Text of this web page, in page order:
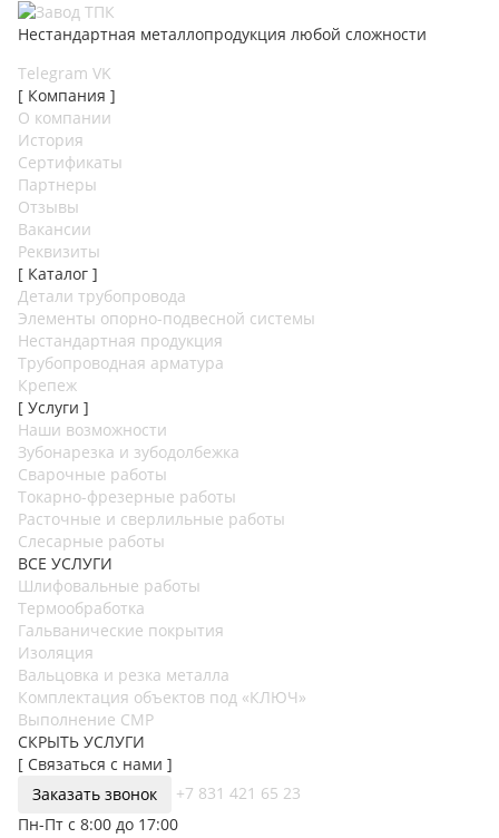
Нестандартная металлопродукция любой сложности
Telegram VK
[ Компания ]
О компании
История
Сертификаты
Партнеры
Отзывы
Вакансии
Реквизиты
[ Каталог ]
Детали трубопровода
Элементы опорно-подвесной системы
Нестандартная продукция
Трубопроводная арматура
Крепеж
[ Услуги ]
Наши возможности
Зубонарезка и зубодолбежка
Сварочные работы
Токарно-фрезерные работы
Расточные и сверлильные работы
Слесарные работы
ВСЕ УСЛУГИ
Шлифовальные работы
Термообработка
Гальванические покрытия
Изоляция
Вальцовка и резка металла
Комплектация объектов под «КЛЮЧ»
Выполнение СМР
СКРЫТЬ УСЛУГИ
[ Связаться с нами ]
Заказать звонок
+7 831 421 65 23
Пн-Пт с 8:00 до 17:00